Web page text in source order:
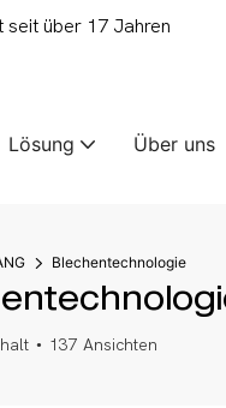
über 17 Jahren
Lösung Über uns
Blechentechnologie
137 Ansichten